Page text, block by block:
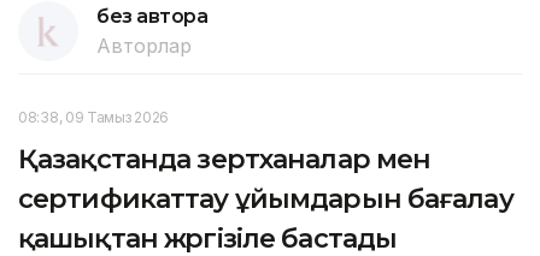
без автора
Авторлар
08:38, 09 Тамыз 2026
Қазақстанда зертханалар мен
сертификаттау ұйымдарын бағалау
қашықтан жүргізіле бастады